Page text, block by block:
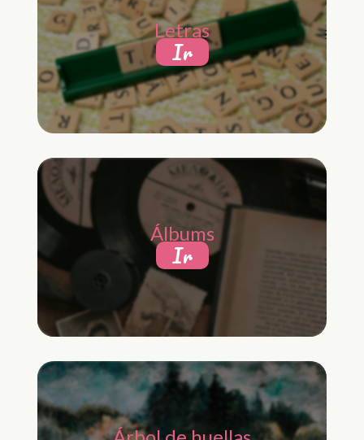
Letras
Ir
Álbums
Ir